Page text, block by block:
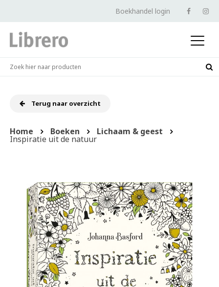
Boekhandel login
Terug naar overzicht
Home Boeken Lichaam & geest
Inspiratie uit de natuur